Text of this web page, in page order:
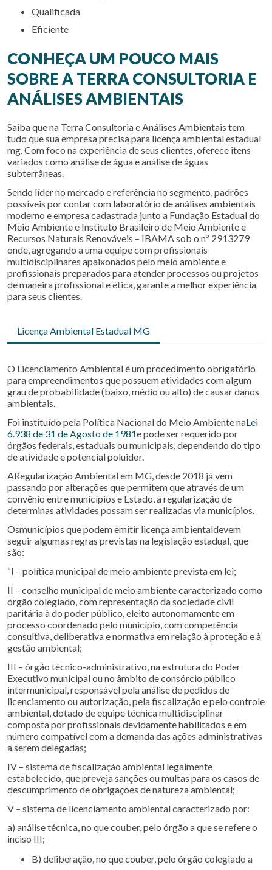
qualificada
eficiente
CONHEÇA UM POUCO MAIS
SOBRE A TERRA CONSULTORIA E
ANÁLISES AMBIENTAIS
Saiba que na Terra Consultoria e Análises Ambientais tem
tudo que sua empresa precisa para licença ambiental estadual
mg. Com foco na experiência de seus clientes, oferece itens
variados como análise de água e análise de águas
subterrâneas.
Sendo líder no mercado e referência no segmento, padrões
possíveis por contar com laboratório de análises ambientais
moderno e empresa cadastrada junto a Fundação Estadual do
Meio Ambiente e Instituto Brasileiro de Meio Ambiente e
Recursos Naturais Renováveis – IBAMA sob o nº 2913279
onde, agregando a uma equipe com profissionais
multidisciplinares apaixonados pelo meio ambiente e
profissionais preparados para atender processos ou projetos
de maneira profissional e ética, garante a melhor experiência
para seus clientes.
Licença Ambiental Estadual MG
O Licenciamento Ambiental é um procedimento obrigatório
para empreendimentos que possuem atividades com algum
grau de probabilidade (baixo, médio ou alto) de causar danos
ambientais.
Foi instituído pela Política Nacional do Meio Ambiente naLei
6.938 de 31 de Agosto de 1981e pode ser requerido por
órgãos federais, estaduais ou municipais, dependendo do tipo
de atividade e potencial poluidor.
ARegularização Ambiental em MG, desde 2018 já vem
passando por alterações que permitem que através de um
convênio entre municípios e Estado, a regularização de
determinas atividades possam ser realizadas via municípios.
Osmunicípios que podem emitir licença ambientaldevem
seguir algumas regras previstas na legislação estadual, que
são:
“I – política municipal de meio ambiente prevista em lei;
II – conselho municipal de meio ambiente caracterizado como
órgão colegiado, com representação da sociedade civil
paritária à do poder público, eleito autonomamente em
processo coordenado pelo município, com competência
consultiva, deliberativa e normativa em relação à proteção e à
gestão ambiental;
III – órgão técnico-administrativo, na estrutura do Poder
Executivo municipal ou no âmbito de consórcio público
intermunicipal, responsável pela análise de pedidos de
licenciamento ou autorização, pela fiscalização e pelo controle
ambiental, dotado de equipe técnica multidisciplinar
composta por profissionais devidamente habilitados e em
número compatível com a demanda das ações administrativas
a serem delegadas;
IV – sistema de fiscalização ambiental legalmente
estabelecido, que preveja sanções ou multas para os casos de
descumprimento de obrigações de natureza ambiental;
V – sistema de licenciamento ambiental caracterizado por:
a) análise técnica, no que couber, pelo órgão a que se refere o
inciso III;
b) deliberação, no que couber, pelo órgão colegiado a